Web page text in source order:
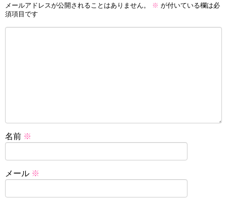
メールアドレスが公開されることはありません。 ※ が付いている欄は必
須項目です
名前 ※
メール ※